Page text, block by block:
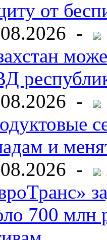
от
-
-
и
-
700